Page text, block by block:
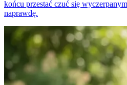
końcu przestać czuć się
naprawdę.